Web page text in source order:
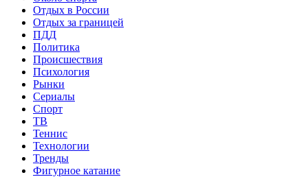
Отдых в России
Отдых за границей
ПДД
Политика
Происшествия
Психология
Рынки
Сериалы
Спорт
ТВ
Теннис
Технологии
Тренды
Фигурное катание